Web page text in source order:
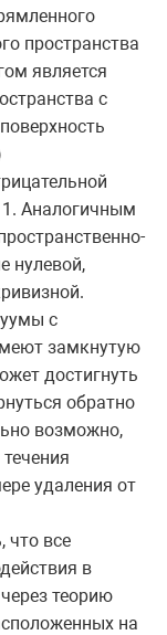
пространства
является
с
1. Аналогичным
нулевой,
с
замкнутую
достигнуть
обратно
возможно,
удаления от
что все
в
теорию
на